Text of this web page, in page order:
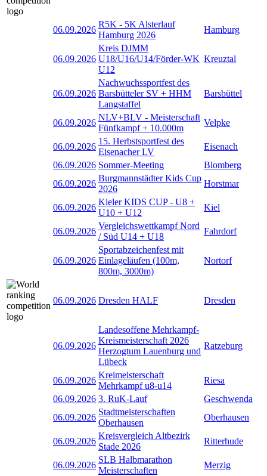
06.09.2026
R5K - 5K Alsterlauf
Hamburg 2026
Hamburg
06.09.2026
Kreis DJMM
U18/U16/U14/Förder-WK
U12
Kreuztal
06.09.2026
Nachwuchssportfest des
Barsbütteler SV + HHM
Langstaffel
Barsbüttel
06.09.2026
NLV+BLV - Meisterschaft
Fünfkampf + 10.000m
Velpke
06.09.2026
15. Herbstsportfest des
Eisenacher LV
Eisenach
06.09.2026 Sommer-Meeting
Blomberg
06.09.2026
Burgmannstädter Kids Cup
2026
Horstmar
06.09.2026
Kieler KIDS CUP - U8 +
U10 + U12
Kiel
06.09.2026
Vergleichswettkampf Nord
/ Süd U14 + U18
Fahrdorf
06.09.2026
Sportabzeichenfest mit
Einlageläufen (100m,
800m, 3000m)
Nortorf
06.09.2026 Dresden HALF Dresden
06.09.2026
Landesoffene Mehrkampf-
Kreismeisterschaft 2026
Herzogtum Lauenburg und
Lübeck
Ratzeburg
06.09.2026
Kreimeisterschaft
Mehrkampf u8-u14
Riesa
06.09.2026 3. RuK-Lauf
Geschwenda
06.09.2026
Stadtmeisterschaften
Oberhausen
Oberhausen
06.09.2026
Kreisvergleich Altbezirk
Stade 2026
Ritterhude
06.09.2026
SLB Halbmarathon
Meisterschaften
Merzig